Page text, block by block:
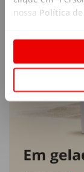
nossa Política